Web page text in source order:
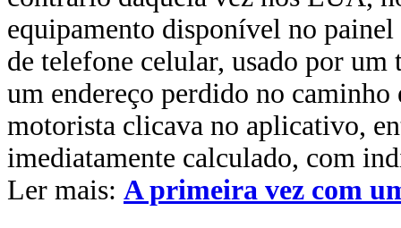
equipamento disponível no
de telefone celular, usado por
um endereço perdido no caminho
motorista clicava no aplicativo,
imediatamente calculado, com
Ler mais: A primeira vez com